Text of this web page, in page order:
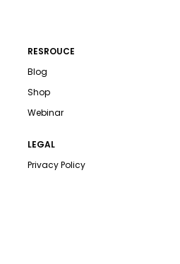
RESROUCE
Blog
Shop
Webinar
LEGAL
Privacy Policy